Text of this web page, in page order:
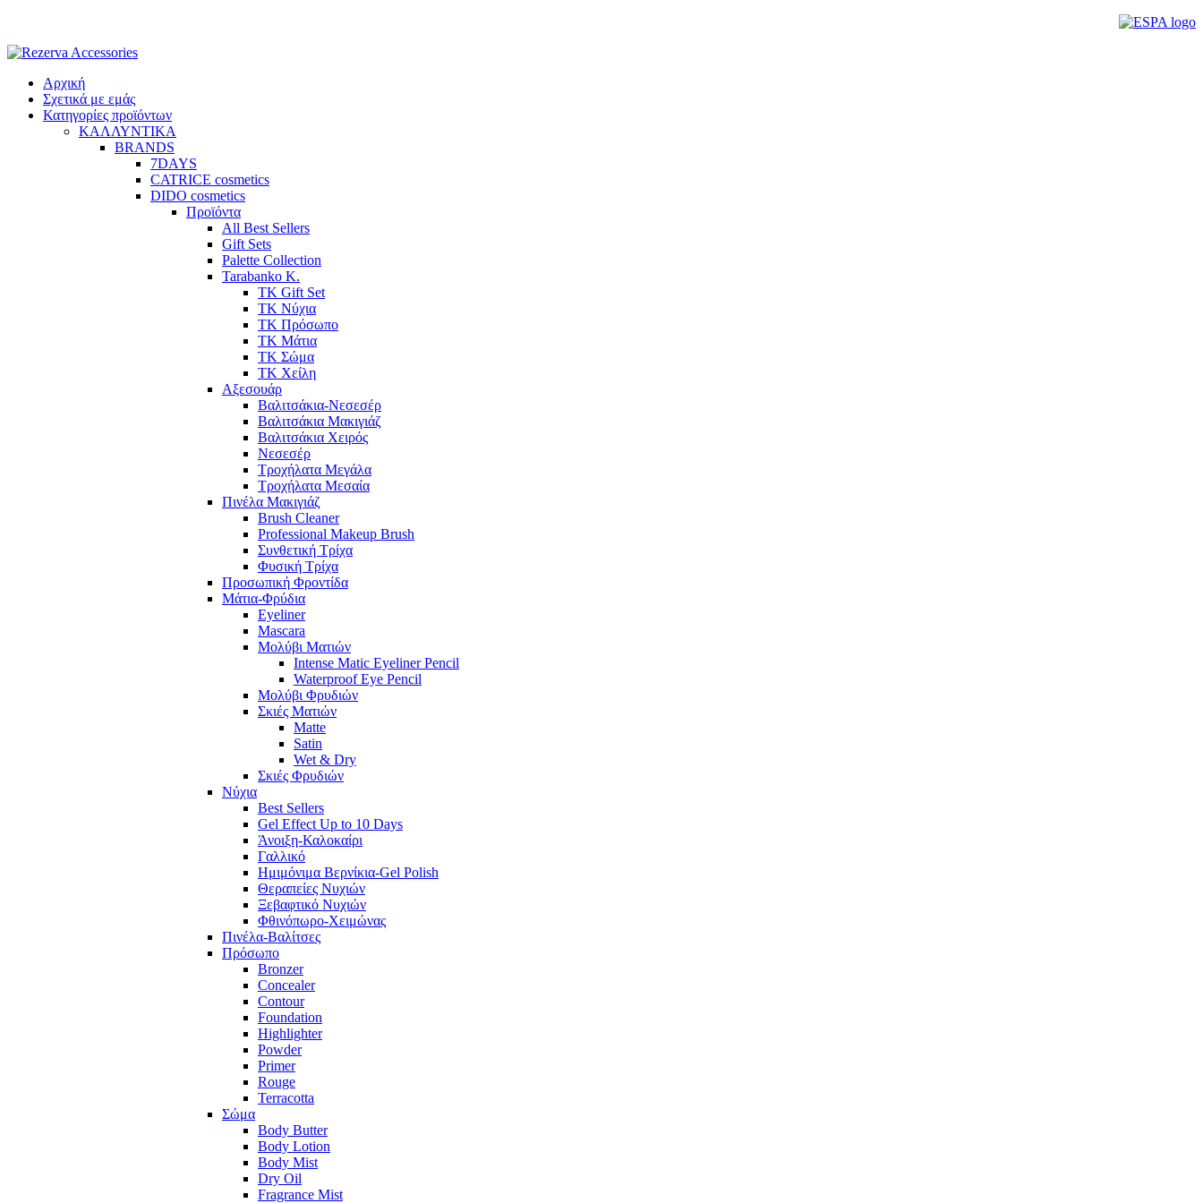
content
Αρχική
Σχετικά με εμάς
Κατηγορίες προϊόντων
ΚΑΛΛΥΝΤΙΚΑ
BRANDS
7DAYS
CATRICE cosmetics
DIDO cosmetics
Προϊόντα
All Best Sellers
Gift Sets
Palette Collection
Tarabanko K.
TK Gift Set
TK Νύχια
TK Πρόσωπο
ΤΚ Μάτια
ΤΚ Σώμα
ΤΚ Χείλη
Αξεσουάρ
Βαλιτσάκια-Νεσεσέρ
Βαλιτσάκια Μακιγιάζ
Βαλιτσάκια Χειρός
Νεσεσέρ
Τροχήλατα Μεγάλα
Τροχήλατα Μεσαία
Πινέλα Μακιγιάζ
Brush Cleaner
Professional Makeup Brush
Συνθετική Τρίχα
Φυσική Τρίχα
Προσωπική Φροντίδα
Μάτια-Φρύδια
Eyeliner
Mascara
Μολύβι Ματιών
Intense Matic Eyeliner Pencil
Waterproof Eye Pencil
Μολύβι Φρυδιών
Σκιές Ματιών
Matte
Satin
Wet & Dry
Σκιές Φρυδιών
Νύχια
Best Sellers
Gel Effect Up to 10 Days
Άνοιξη-Καλοκαίρι
Γαλλικό
Ημιμόνιμα Βερνίκια-Gel Polish
Θεραπείες Νυχιών
Ξεβαφτικό Νυχιών
Φθινόπωρο-Χειμώνας
Πινέλα-Βαλίτσες
Πρόσωπο
Bronzer
Concealer
Contour
Foundation
Highlighter
Powder
Primer
Rouge
Terracotta
Σώμα
Body Butter
Body Lotion
Body Mist
Dry Oil
Fragrance Mist